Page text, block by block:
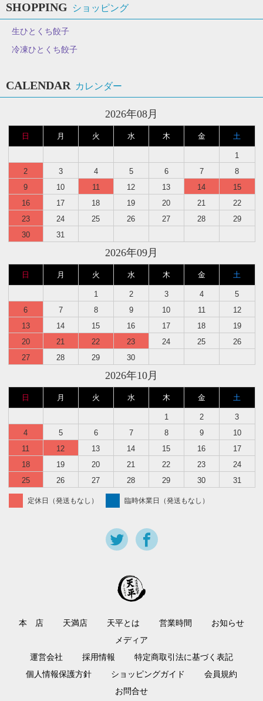
SHOPPING ショッピング
生ひとくち餃子
冷凍ひとくち餃子
CALENDAR カレンダー
2026年08月
日 月 火 水 木 金 土
1
2
3 4 5 6 7
8
9
10 11 12 13 14
15
16
17 18 19 20 21
22
23
24 25 26 27 28
29
30
31
2026年09月
日 月 火 水 木 金 土
1 2 3 4
5
6
7 8 9 10 11
12
13
14 15 16 17 18
19
20
21 22 23 24 25
26
27
28 29 30
2026年10月
日 月 火 水 木 金 土
1 2
3
4
5 6 7 8 9
10
11
12 13 14 15 16
17
18
19 20 21 22 23
24
25
26 27 28 29 30 31
定休日（発送もなし） 臨時休業日（発送もなし）
本 店 天満店 天平とは 営業時間
お知らせ
メディア
運営会社
採用情報
特定商取引法に基づく表記
個人情報保護方針
ショッピングガイド
会員規約
お問合せ